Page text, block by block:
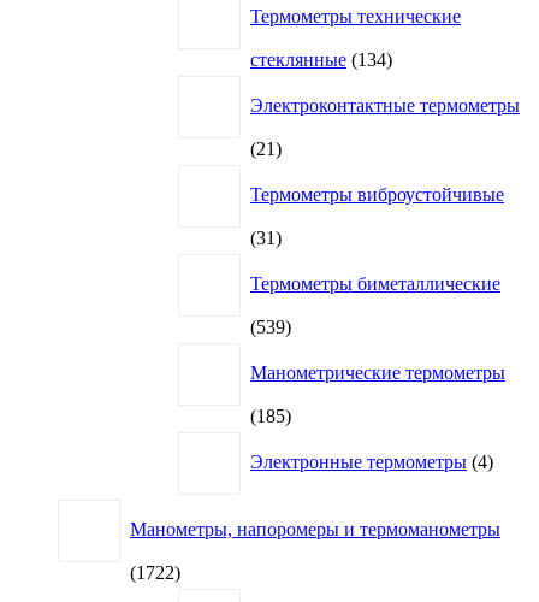
Термометры технические
стеклянные 134134
Электроконтактные термометры
2121
Термометры виброустойчивые
3131
Термометры биметаллические
539539
Манометрические термометры
185185
Электронные термометры 4товара
Манометры, напоромеры и термоманометры
17221722